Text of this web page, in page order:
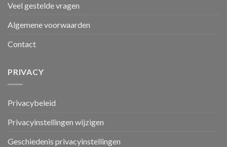
Veel gestelde vragen
Algemene voorwaarden
Contact
PRIVACY
Privacybeleid
Privacyinstellingen wijzigen
Geschiedenis privacyinstellingen